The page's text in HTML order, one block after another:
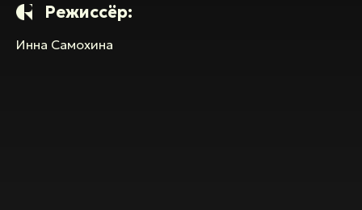
Режиссёр:
Инна Самохина